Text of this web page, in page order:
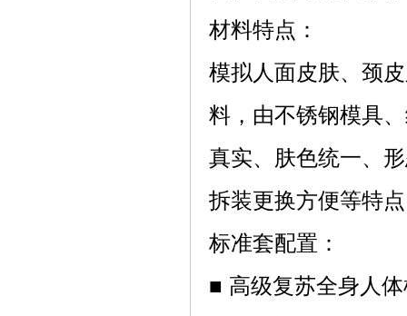
材料特点：
模拟人面皮肤、颈
料，由不锈钢模具
真实、肤色统一、
拆装更换方便等特
标准套配置：
■ 高级复苏全身人